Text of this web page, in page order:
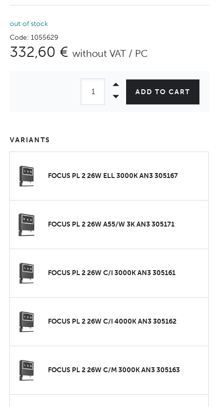
out of stock
Code: 1055629
332,60 € without VAT / PC
ADD TO CART
VARIANTS
FOCUS PL 2 26W ELL 3000K AN3 305167
FOCUS PL 2 26W A55/W 3K AN3 305171
FOCUS PL 2 26W C/I 3000K AN3 305161
FOCUS PL 2 26W C/I 4000K AN3 305162
FOCUS PL 2 26W C/M 3000K AN3 305163